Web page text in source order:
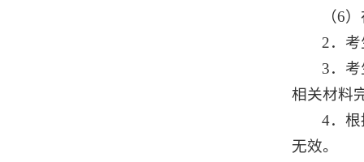
（6
2．
3．
相关材料
4．
无效。